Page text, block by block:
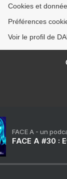
Cookies et
Préférences
Voir le profil de
FACE A - un
FACE A #30 :